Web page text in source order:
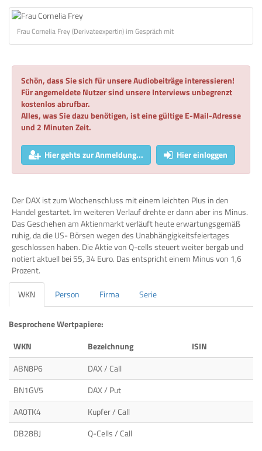
Frau Cornelia Frey (Derivateexpertin) im Gespräch mit
Schön, dass Sie sich für unsere Audiobeiträge interessieren!
Für angemeldete Nutzer sind unsere Interviews unbegrenzt
kostenlos abrufbar.
Alles, was Sie dazu benötigen, ist eine gültige E-Mail-Adresse
und 2 Minuten Zeit.
Hier gehts zur Anmeldung... Hier einloggen
Der DAX ist zum Wochenschluss mit einem leichten Plus in den
Handel gestartet. Im weiteren Verlauf drehte er dann aber ins Minus.
Das Geschehen am Aktienmarkt verläuft heute erwartungsgemäß
ruhig, da die US- Börsen wegen des Unabhängigkeitsfeiertages
geschlossen haben. Die Aktie von Q-cells steuert weiter bergab und
notiert aktuell bei 55, 34 Euro. Das entspricht einem Minus von 1,6
Prozent.
WKN
Person Firma Serie
Besprochene Wertpapiere:
WKN
Bezeichnung
ISIN
ABN8P6
DAX / Call
BN1GV5
DAX / Put
AA0TK4
Kupfer / Call
DB28BJ
Q-Cells / Call